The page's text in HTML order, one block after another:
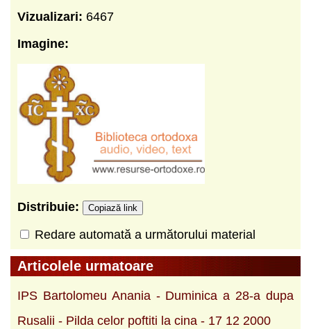
Vizualizari: 6467
Imagine:
Distribuie: Copiază link
Redare automată a următorului material
Articolele urmatoare
IPS Bartolomeu Anania - Duminica a 28-a dupa
Rusalii - Pilda celor poftiti la cina - 17 12 2000